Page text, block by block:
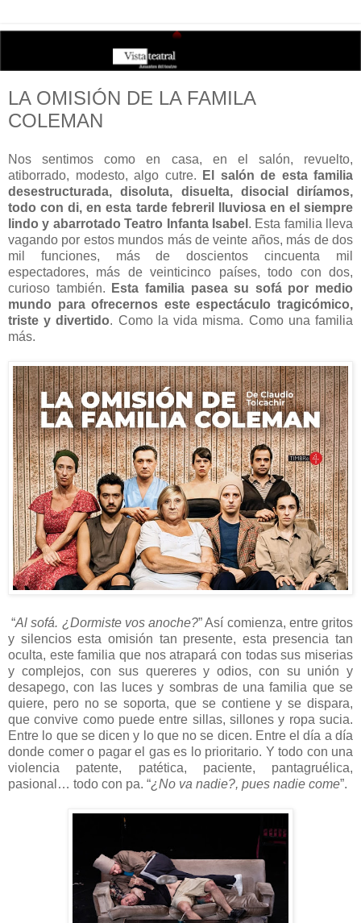
LA OMISIÓN DE LA FAMILA
COLEMAN
Nos sentimos como en casa, en el salón, revuelto,
atiborrado, modesto, algo cutre.
El salón de esta familia
desestructurada, disoluta, disuelta, disocial diríamos,
todo con di, en esta tarde febreril lluviosa en el siempre
lindo y abarrotado Teatro Infanta Isabel . Esta familia lleva
vagando por estos mundos más de veinte años, más de dos
mil funciones, más de doscientos cincuenta mil
espectadores, más de veinticinco países, todo con dos,
curioso también.
Esta familia pasea su sofá por medio
mundo para ofrecernos este espectáculo tragicómico,
triste y divertido. Como la vida misma. Como una familia
más.
“Al sofá. ¿Dormiste vos anoche?” Así comienza, entre gritos
y silencios esta omisión tan presente, esta presencia tan
oculta, este familia que nos atrapará con todas sus miserias
y complejos, con sus quereres y odios, con su unión y
desapego, con las luces y sombras de una familia que se
quiere, pero no se soporta, que se contiene y se dispara,
que convive como puede entre sillas, sillones y ropa sucia.
Entre lo que se dicen y lo que no se dicen. Entre el día a día
donde comer o pagar el gas es lo prioritario. Y todo con una
violencia patente, patética, paciente, pantagruélica,
pasional… todo con pa. “¿No va nadie?, pues nadie come”.